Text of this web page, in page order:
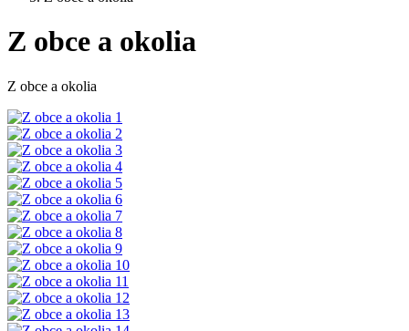
Z obce a okolia
Z obce a okolia